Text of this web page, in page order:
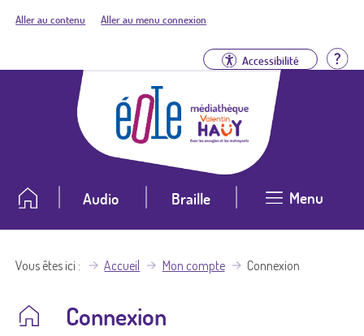
Aller au contenu Aller au menu connexion
Accessibilité
Audio Braille Menu
Vous êtes ici Accueil Mon compte Connexion
Connexion